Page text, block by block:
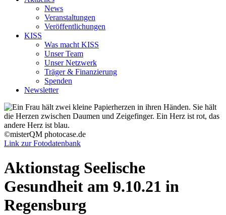
News
Veranstaltungen
Veröffentlichungen
KISS
Was macht KISS
Unser Team
Unser Netzwerk
Träger & Finanzierung
Spenden
Newsletter
©misterQM photocase.de
Link zur Fotodatenbank
Aktionstag Seelische
Gesundheit am 9.10.21 in
Regensburg